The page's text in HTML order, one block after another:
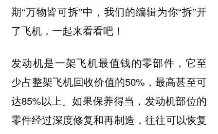
期“万物皆可拆”中，我们的编辑为你“拆”开
了飞机，一起来看看吧！
发动机是一架飞机最值钱的零部件，它至
少占整架飞机回收价值的50%，最高甚至可
达85%以上。如果保养得当，发动机部位的
零件经过深度修复和再制造，往往可以恢复